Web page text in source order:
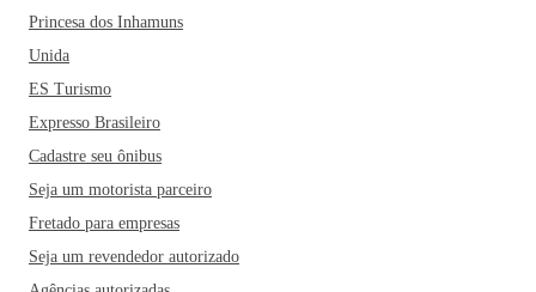
Princesa dos Inhamuns
Unida
ES Turismo
Expresso Brasileiro
Cadastre seu ônibus
Seja um motorista parceiro
Fretado para empresas
Seja um revendedor autorizado